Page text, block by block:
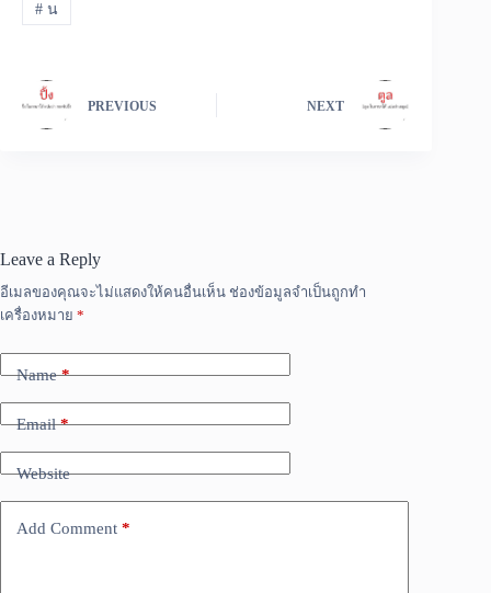
#น
PREVIOUS NEXT
Leave a Reply
อีเมลของคุณจะไม่แสดงให้คนอื่นเห็น ช่องข้อมูลจำเป็นถูกทำ
เครื่องหมาย *
Name*
Email*
Website
Add Comment *